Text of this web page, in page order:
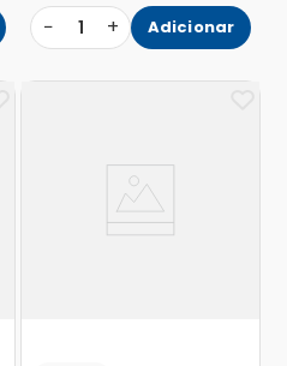
− 1 + Adicionar